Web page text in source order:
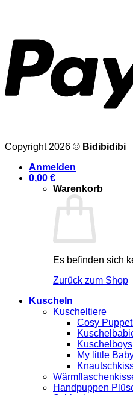
Copyright 2026 © Bidibidibi
Anmelden
0,00 €
Warenkorb
Es befinden sich
Zurück zum Shop
Kuscheln
Kuscheltiere
Cosy
Kuschelboys
My little
Handpuppen